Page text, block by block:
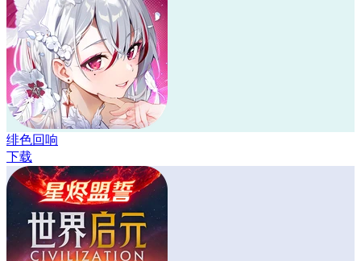
绯色回响
下载